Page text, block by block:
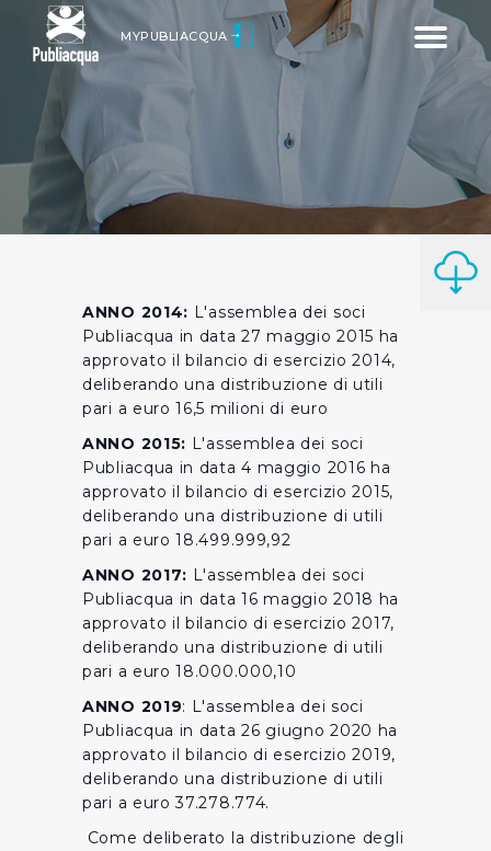
Toggle
MYPUBLIACQUA
ANNO 2014: L'assemblea dei soci
Publiacqua in data 27 maggio 2015 ha
approvato il bilancio di esercizio 2014,
deliberando una distribuzione di utili
pari a euro 16,5 milioni di euro
ANNO 2015: L'assemblea dei soci
Publiacqua in data 4 maggio 2016 ha
approvato il bilancio di esercizio 2015,
deliberando una distribuzione di utili
pari a euro 18.499.999,92
ANNO 2017: L'assemblea dei soci
Publiacqua in data 16 maggio 2018 ha
approvato il bilancio di esercizio 2017,
deliberando una distribuzione di utili
pari a euro 18.000.000,10
ANNO 2019: L'assemblea dei soci
Publiacqua in data 26 giugno 2020 ha
approvato il bilancio di esercizio 2019,
deliberando una distribuzione di utili
pari a euro 37.278.774.
Come deliberato la distribuzione degli